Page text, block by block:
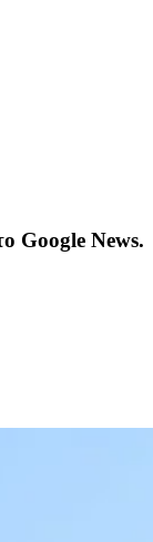
Google News.